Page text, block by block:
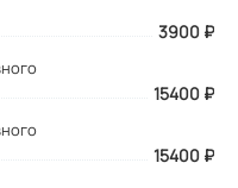
3900 ₽
15400 ₽
15400 ₽